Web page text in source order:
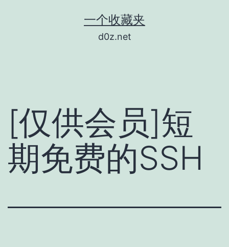
一个收藏夹
d0z.net
[仅供会员]短
期免费的SSH